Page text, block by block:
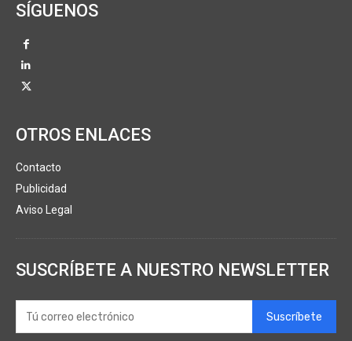
SÍGUENOS
OTROS ENLACES
Contacto
Publicidad
Aviso Legal
SUSCRÍBETE A NUESTRO NEWSLETTER
Suscríbete